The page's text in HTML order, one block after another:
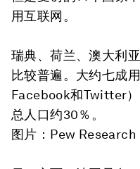
用互联网。
瑞典、荷兰、澳大利
比较普遍。大约七成
Facebook和Twitter
总人口约30％。
图片：Pew